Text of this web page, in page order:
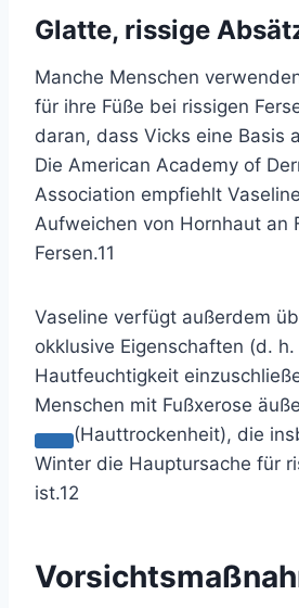
Glatte, rissige
Manche Menschen
für ihre Füße bei rissigen
daran, dass Vicks eine Basis
Die American Academy of
Association empfiehlt
Aufweichen von Hornhaut an
Fersen.11
Vaseline verfügt außerdem
okklusive Eigenschaften (d.
Hautfeuchtigkeit
Menschen mit Fußxerose
(Hauttrockenheit), die
Winter die Hauptursache für
ist.12